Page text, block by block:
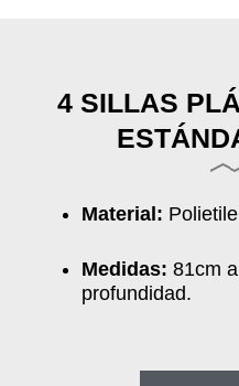
4 SILLAS
Material:
Medidas: 81cm
profundidad.